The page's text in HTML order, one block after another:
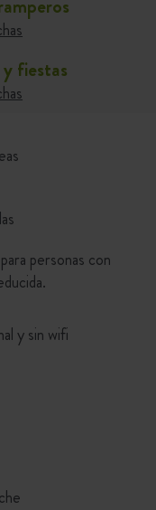
fiestas
personas con
y sin wifi